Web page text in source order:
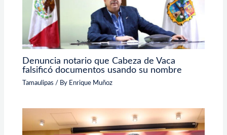
Denuncia notario que Cabeza de Vaca
falsificó documentos usando su nombre
Tamaulipas / By Enrique Muñoz